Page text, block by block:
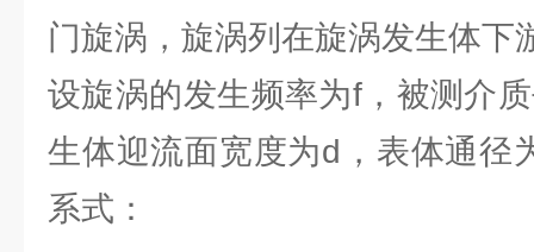
门旋涡，旋涡列在旋涡发生体下
设旋涡的发生频率为f，被测介
生体迎流面宽度为d，表体通径
系式：